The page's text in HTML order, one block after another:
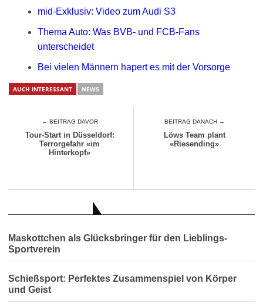
mid-Exklusiv: Video zum Audi S3
Thema Auto: Was BVB- und FCB-Fans
unterscheidet
Bei vielen Männern hapert es mit der Vorsorge
AUCH INTERESSANT NEWS
← BEITRAG DAVOR
Tour-Start in Düsseldorf:
Terrorgefahr «im
Hinterkopf»
BEITRAG DANACH →
Löws Team plant
«Riesending»
Maskottchen als Glücksbringer für den Lieblings-
Sportverein
Schießsport: Perfektes Zusammenspiel von Körper
und Geist